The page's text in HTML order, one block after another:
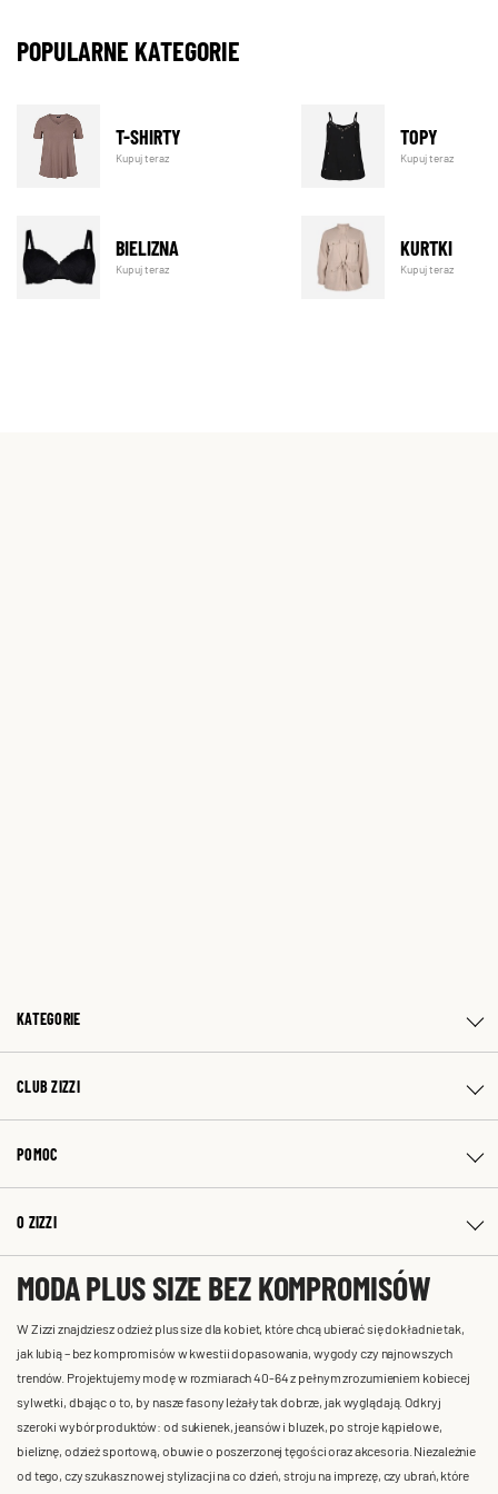
POPULARNE KATEGORIE
T-SHIRTY
Kupuj teraz
TOPY
Kupuj teraz
BIELIZNA
Kupuj teraz
KURTKI
Kupuj teraz
KATEGORIE
CLUB ZIZZI
POMOC
O ZIZZI
MODA PLUS SIZE BEZ KOMPROMISÓW
W Zizzi znajdziesz odzież plus size dla kobiet, które chcą ubierać się dokładnie tak,
jak lubią – bez kompromisów w kwestii dopasowania, wygody czy najnowszych
trendów. Projektujemy modę w rozmiarach 40-64 z pełnym zrozumieniem kobiecej
sylwetki, dbając o to, by nasze fasony leżały tak dobrze, jak wyglądają. Odkryj
szeroki wybór produktów: od sukienek, jeansów i bluzek, po stroje kąpielowe,
bieliznę, odzież sportową, obuwie o poszerzonej tęgości oraz akcesoria. Niezależnie
od tego, czy szukasz nowej stylizacji na co dzień, stroju na imprezę, czy ubrań, które